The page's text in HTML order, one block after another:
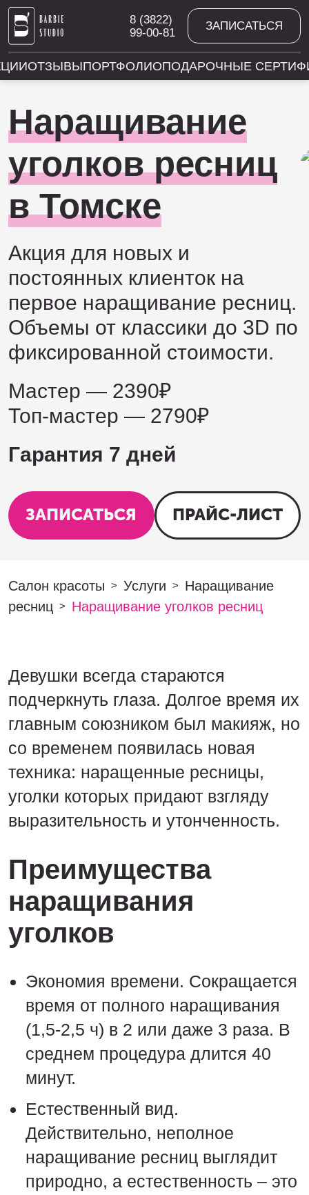
8 (3822)
99-00-81
ЗАПИСАТЬСЯ
ОТЗЫВЫПОРТФОЛИОПОДАРОЧНЫЕ
Наращивание
уголков ресниц
в Томске
Акция для новых и
постоянных клиенток на
первое наращивание ресниц.
Объемы от классики до 3D по
фиксированной стоимости.
Мастер — 2390₽
Топ-мастер — 2790₽
Гарантия 7 дней
ЗАПИСАТЬСЯ ПРАЙС-ЛИСТ
Салон красоты > Услуги >
Наращивание
ресниц > Наращивание уголков ресниц
Девушки всегда стараются
подчеркнуть глаза. Долгое время их
главным союзником был макияж, но
со временем появилась новая
техника: наращенные ресницы,
уголки которых придают взгляду
выразительность и утонченность.
Преимущества
наращивания
уголков
Экономия времени. Сокращается
время от полного наращивания
(1,5-2,5 ч) в 2 или даже 3 раза. В
среднем процедура длится 40
минут.
Естественный вид.
Действительно, неполное
наращивание ресниц выглядит
природно, а естественность – это